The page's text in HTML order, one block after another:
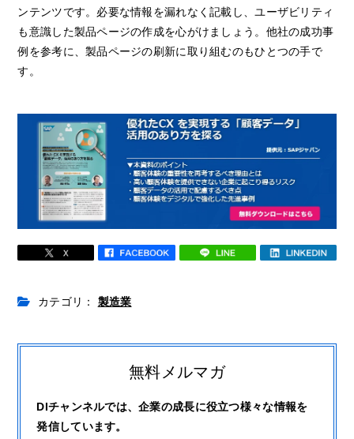
ンテンツです。必要な情報を漏れなく記載し、ユーザビリティ
も意識した製品ページの作成を心がけましょう。他社の成功事
例を参考に、製品ページの刷新に取り組むのもひとつの手で
す。
カテゴリ： 製造業
無料メルマガ
DIチャンネルでは、企業の成長に役立つ様々な情報を
発信しています。